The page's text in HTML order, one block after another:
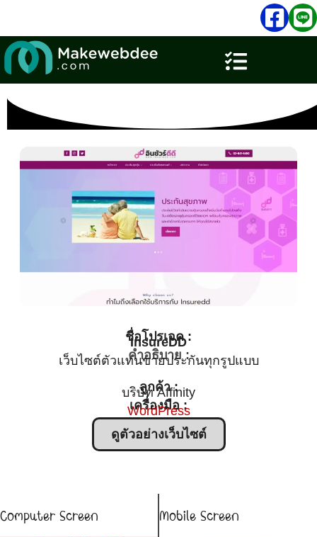
ชื่อโปรเจค :
InsureDD
คำอธิบาย :
เว็บไซต์ตัวแทนขายประกันทุกรูปแบบ
ลูกค้า :
บริษัท Affinity
เครื่องมือ :
WordPress
ดูตัวอย่างเว็บไซต์
Mobile Screen
Computer Screen